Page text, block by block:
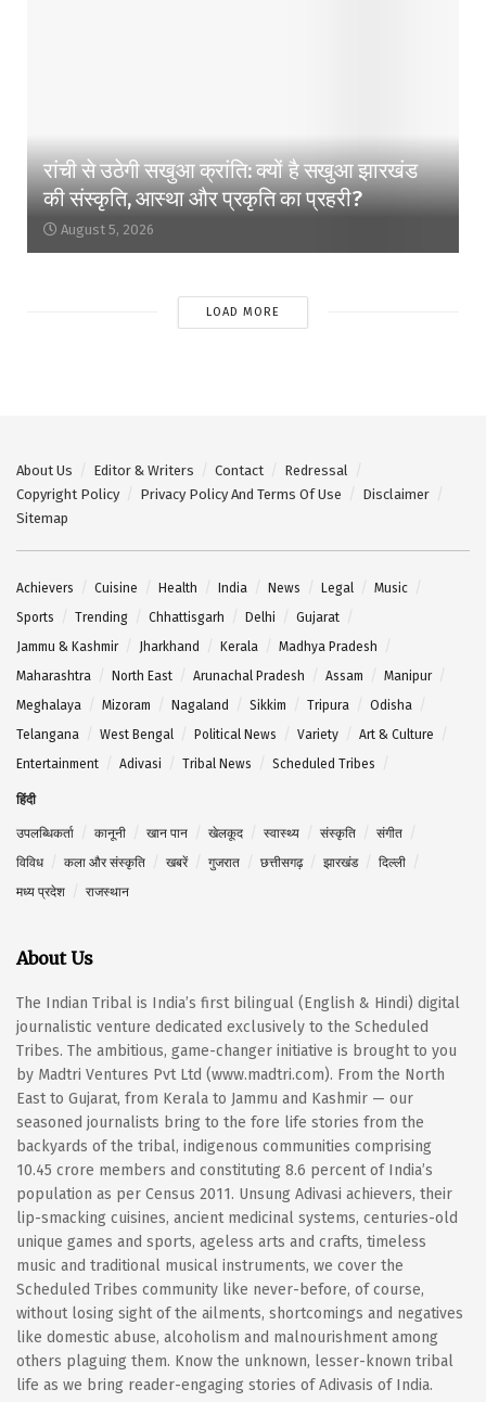
रांची से उठेगी सखुआ क्रांति: क्यों है सखुआ झारखंड
की संस्कृति, आस्था और प्रकृति का प्रहरी?
August 5, 2026
LOAD MORE
About Us Editor & Writers Contact
Redressal
Copyright Policy
Privacy Policy And Terms Of Use
Disclaimer
Sitemap
Achievers Cuisine Health India News Legal
Music
Sports
Trending Chhattisgarh Delhi
Gujarat
Jammu & Kashmir
Jharkhand Kerala
Madhya Pradesh
Maharashtra
North East Arunachal Pradesh Assam
Manipur
Meghalaya
Mizoram Nagaland Sikkim Tripura
Odisha
Telangana
West Bengal Political News Variety
Art & Culture
Entertainment
Adivasi Tribal News Scheduled Tribes
हिंदी
उपलब्धिकर्ता कानूनी खान पान खेलकूद स्वास्थ्य संस्कृति
संगीत
विविध
कला और संस्कृति खबरें गुजरात छत्तीसगढ़ झारखंड
दिल्ली
मध्य प्रदेश
राजस्थान
About Us
The Indian Tribal is India’s first bilingual (English & Hindi) digital
journalistic venture dedicated exclusively to the Scheduled
Tribes. The ambitious, game-changer initiative is brought to you
by Madtri Ventures Pvt Ltd (www.madtri.com). From the North
East to Gujarat, from Kerala to Jammu and Kashmir — our
seasoned journalists bring to the fore life stories from the
backyards of the tribal, indigenous communities comprising
10.45 crore members and constituting 8.6 percent of India’s
population as per Census 2011. Unsung Adivasi achievers, their
lip-smacking cuisines, ancient medicinal systems, centuries-old
unique games and sports, ageless arts and crafts, timeless
music and traditional musical instruments, we cover the
Scheduled Tribes community like never-before, of course,
without losing sight of the ailments, shortcomings and negatives
like domestic abuse, alcoholism and malnourishment among
others plaguing them. Know the unknown, lesser-known tribal
life as we bring reader-engaging stories of Adivasis of India.